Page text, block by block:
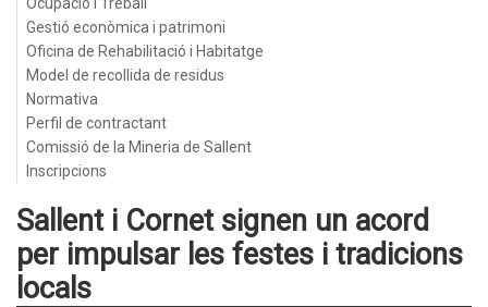
Gestió econòmica i patrimoni
Oficina de Rehabilitació i Habitatge
Model de recollida de residus
Normativa
Perfil de contractant
Comissió de la Mineria de Sallent
Inscripcions
Sallent i Cornet signen un acord
per impulsar les festes i tradicions
locals